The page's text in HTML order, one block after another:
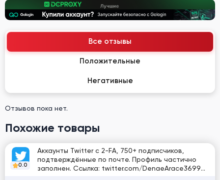
Все отзывы
Положительные
Негативные
Отзывов пока нет.
Похожие товары
0.0
Аккаунты Twitter с 2-FA, 750+ подписчиков,
подтверждённые по почте. Профиль частично
заполнен. Ссылка: twitter.com/DenaeArace36999